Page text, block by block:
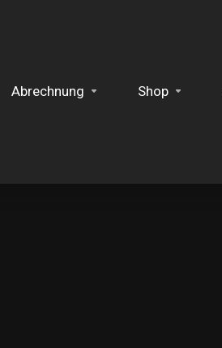
Abrechnung Shop